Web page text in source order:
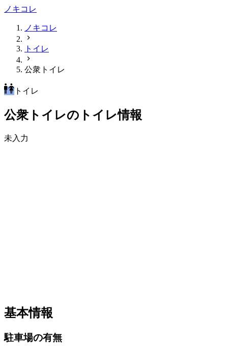
ノキコレ
ノキコレ
トイレ
公衆トイレ
トイレ
公衆トイレのトイレ情報
未入力
基本情報
駐車場の有無